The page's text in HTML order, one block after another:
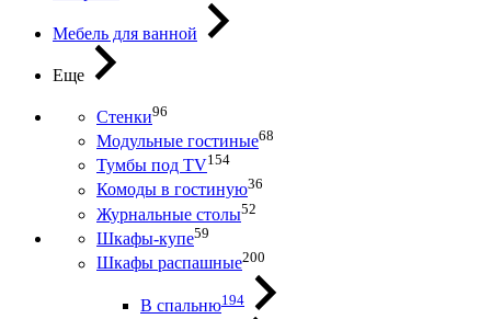
Мебель для ванной
Еще
Стенки96
Модульные гостиные68
Тумбы под ТV154
Комоды в гостиную36
Журнальные столы52
Шкафы-купе59
Шкафы распашные200
В спальню194